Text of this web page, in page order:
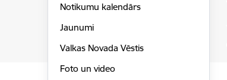
Notikumu kalendārs
Jaunumi
Valkas Novada Vēstis
Foto un video